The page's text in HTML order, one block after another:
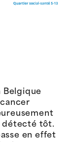
Belgique
détecté tôt.
en effet